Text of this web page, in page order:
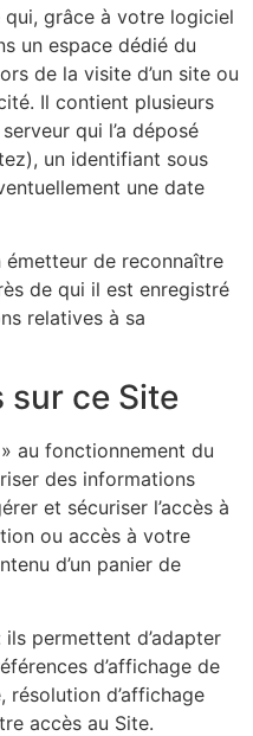
grâce à votre logiciel
un espace dédié du
de la visite d’un site ou
Il contient plusieurs
qui l’a déposé
un identifiant sous
une date
de reconnaître
de qui il est enregistré
relatives à sa
sur ce Site
au fonctionnement du
des informations
et sécuriser l’accès à
ou accès à votre
d’un panier de
permettent d’adapter
d’affichage de
d’affichage
accès au Site.